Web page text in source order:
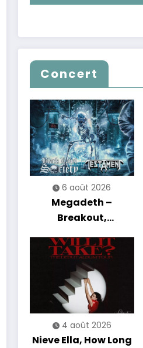
Concert
6 août 2026
Megadeth –
Breakout,
Nations Europe Tour
2027
4 août 2026
Nieve Ella, How Long